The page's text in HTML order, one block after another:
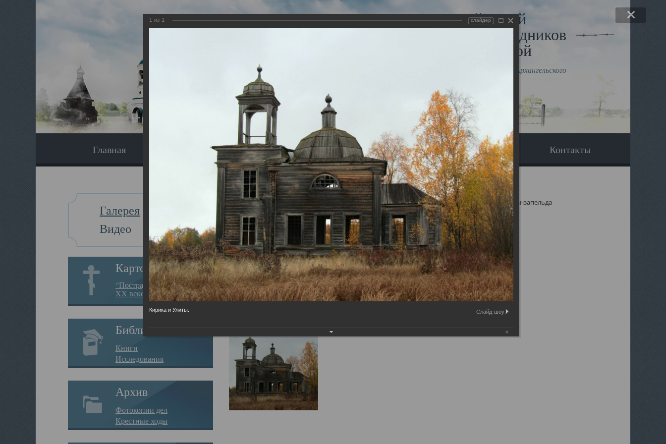
Виртуальный музей
Новомучеников и исповедников
Земли Архангельской
Сайт создан по благословлению митрополита Архангельского
Главная Экскурсия Наследники Галерея Вопрос-ответ Контакты
Галерея
Видео
Картотека
“Пострадавшие за веру в
XX веке на Севере”
Библиотека
Книги
Исследования
Архив
Фотокопии дел
Крестные ходы
Главная Галерея Храмы-мученики Онежского района Церковь Кирика и Улиты д. Канзапельда
Церковь Кирика и Улиты д.
Канзапельда
Церковь Кирика и Улиты д. Канзапельда
1 из 1 слайдер
Кирика и Улиты. Слайд-шоу: